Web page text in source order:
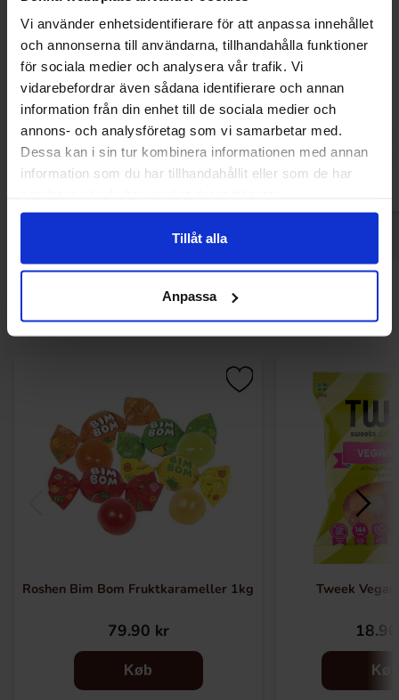
Vi använder enhetsidentifierare för att anpassa innehållet
och annonserna till användarna, tillhandahålla funktioner
för sociala medier och analysera vår trafik. Vi
vidarebefordrar även sådana identifierare och annan
information från din enhet till de sociala medier och
annons- och analysföretag som vi samarbetar med.
Dessa kan i sin tur kombinera informationen med annan
information som du har tillhandahållit eller som de har
Tillåt alla
Anpassa
Jelly Belly Beans 50 Smaker 1kg
329.90 kr
Køb
Dots Holiday
34.90 kr
Andre kunne lide
Roshen Bim Bom Fruktkarameller 1kg
79.90 kr
Køb
Tweek
Køb